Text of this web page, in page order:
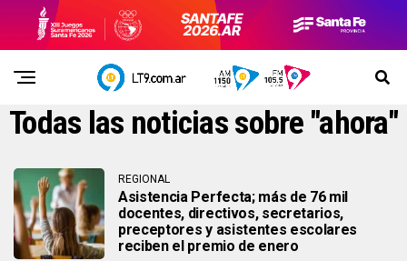
Todas las noticias sobre "ahora"
REGIONAL
Asistencia Perfecta; más de 76 mil
docentes, directivos, secretarios,
preceptores y asistentes escolares
reciben el premio de enero